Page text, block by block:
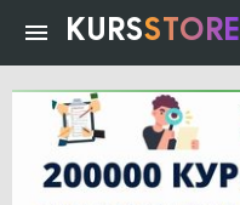
KURSSTORE